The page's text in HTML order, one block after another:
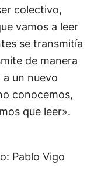
colectivo,
vamos a leer
se transmitía
de manera
un nuevo
conocemos,
que leer».
Pablo Vigo